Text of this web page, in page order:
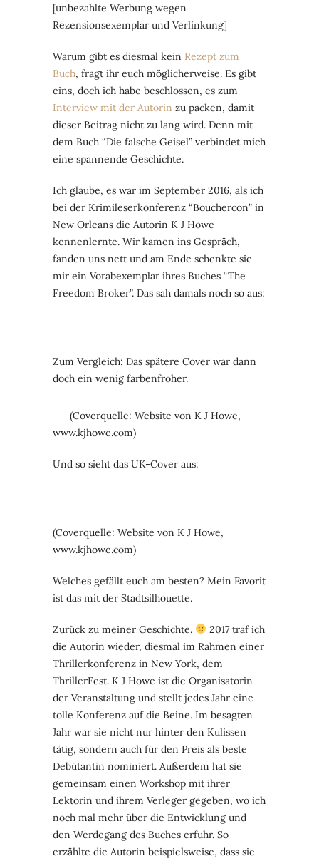
[unbezahlte Werbung wegen
Rezensionsexemplar und Verlinkung]
Warum gibt es diesmal kein Rezept zum
Buch, fragt ihr euch möglicherweise. Es gibt
eins, doch ich habe beschlossen, es zum
Interview mit der Autorin zu packen, damit
dieser Beitrag nicht zu lang wird. Denn mit
dem Buch “Die falsche Geisel” verbindet mich
eine spannende Geschichte.
Ich glaube, es war im September 2016, als ich
bei der Krimileserkonferenz “Bouchercon” in
New Orleans die Autorin K J Howe
kennenlernte. Wir kamen ins Gespräch,
fanden uns nett und am Ende schenkte sie
mir ein Vorabexemplar ihres Buches “The
Freedom Broker”. Das sah damals noch so aus:
Zum Vergleich: Das spätere Cover war dann
doch ein wenig farbenfroher.
(Coverquelle: Website von K J Howe,
www.kjhowe.com)
Und so sieht das UK-Cover aus:
(Coverquelle: Website von K J Howe,
www.kjhowe.com)
Welches gefällt euch am besten? Mein Favorit
ist das mit der Stadtsilhouette.
Zurück zu meiner Geschichte.
2017 traf ich
die Autorin wieder, diesmal im Rahmen einer
Thrillerkonferenz in New York, dem
ThrillerFest. K J Howe ist die Organisatorin
der Veranstaltung und stellt jedes Jahr eine
tolle Konferenz auf die Beine. Im besagten
Jahr war sie nicht nur hinter den Kulissen
tätig, sondern auch für den Preis als beste
Debütantin nominiert. Außerdem hat sie
gemeinsam einen Workshop mit ihrer
Lektorin und ihrem Verleger gegeben, wo ich
noch mal mehr über die Entwicklung und
den Werdegang des Buches erfuhr. So
erzählte die Autorin beispielsweise, dass sie